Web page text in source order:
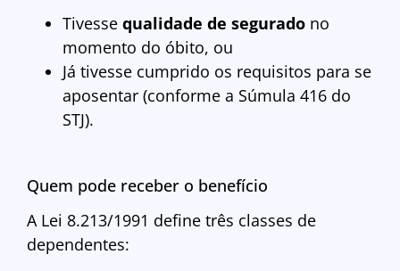
Tivesse qualidade de segurado no
momento do óbito, ou
Já tivesse cumprido os requisitos para se
aposentar (conforme a Súmula 416 do
STJ).
Quem pode receber o benefício
A Lei 8.213/1991 define três classes de
dependentes: